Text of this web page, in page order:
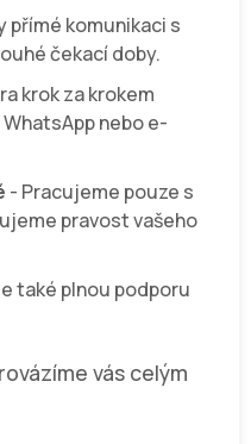
přímé komunikaci s
čekací doby.
krok za krokem
nebo e-
- Pracujeme pouze s
pravost vašeho
také plnou podporu
vás celým